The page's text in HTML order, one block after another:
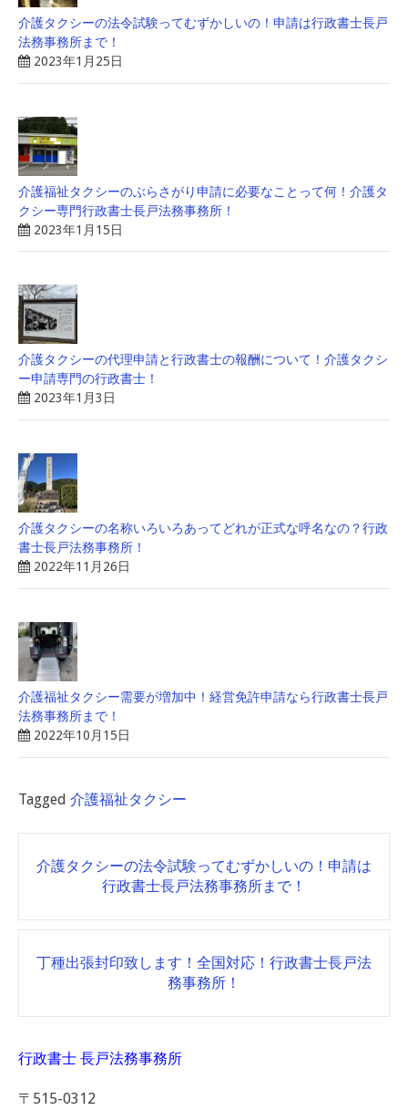
介護タクシーの法令試験ってむずかしいの！申請は行政書士長戸
法務事務所まで！
2023年1月25日
介護福祉タクシーのぶらさがり申請に必要なことって何！介護タ
クシー専門行政書士長戸法務事務所！
2023年1月15日
介護タクシーの代理申請と行政書士の報酬について！介護タクシ
ー申請専門の行政書士！
2023年1月3日
介護タクシーの名称いろいろあってどれが正式な呼名なの？行政
書士長戸法務事務所！
2022年11月26日
介護福祉タクシー需要が増加中！経営免許申請なら行政書士長戸
法務事務所まで！
2022年10月15日
Tagged 介護福祉タクシー
Post
navigation
介護タクシーの法令試験ってむずかしいの！申請は
行政書士長戸法務事務所まで！
丁種出張封印致します！全国対応！行政書士長戸法
務事務所！
行政書士 長戸法務事務所
〒515-0312